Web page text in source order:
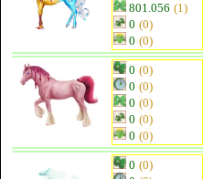
801.056 (1)
0 (0)
0 (0)
0 (0)
0 (0)
0 (0)
0 (0)
0 (0)
0 (0)